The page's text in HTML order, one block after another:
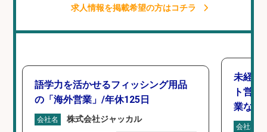
求人情報を掲載希望の方はコチラ
語学力を活かせるフィッシング用品
の「海外営業」/年休125日
会社名 株式会社ジャッカル
未経験
ト営
業なし
会社名